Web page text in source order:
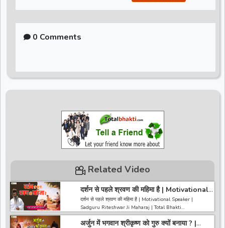
0 Comments
Related Video
दर्शन से पहले श्रवण की महिमा है | Motivational
Speaker | Sadguru Riteshwar Ji
Maharaj | Total Bhakti
दर्शन से पहले श्रवण की महिमा है | Motivational Speaker |
Sadguru Riteshwar Ji Maharaj | Total Bhakti
------------------------------------------------------------------
अर्जुन में भगवान श्रीकृष्ण को गुरु क्यों बनाया ? |